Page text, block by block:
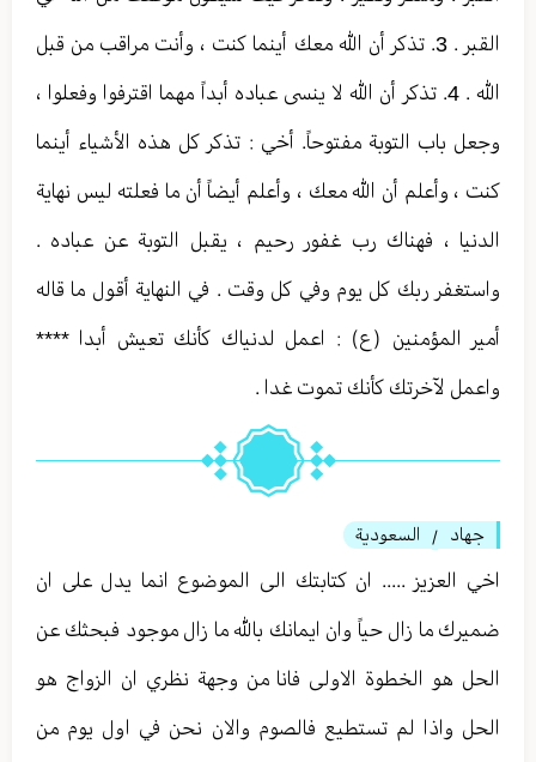
القبر . 3. تذكر أن الله معك أينما كنت ، وأنت مراقب من قبل
الله . 4. تذكر أن الله لا ينسى عباده أبداً مهما اقترفوا وفعلوا ،
وجعل باب التوبة مفتوحاً. أخي : تذكر كل هذه الأشياء أينما
كنت ، وأعلم أن الله معك ، وأعلم أيضاً أن ما فعلته ليس نهاية
الدنيا ، فهناك رب غفور رحيم ، يقبل التوبة عن عباده .
واستغفر ربك كل يوم وفي كل وقت . في النهاية أقول ما قاله
أمير المؤمنين (ع) : اعمل لدنياك كأنك تعيش أبدا ****
واعمل لآخرتك كأنك تموت غدا .
جهاد / السعودية
اخي العزيز ..... ان كتابتك الى الموضوع انما يدل على ان
ضميرك ما زال حياً وان ايمانك بالله ما زال موجود فبحثك عن
الحل هو الخطوة الاولى فانا من وجهة نظري ان الزواج هو
الحل واذا لم تستطيع فالصوم والان نحن في اول يوم من